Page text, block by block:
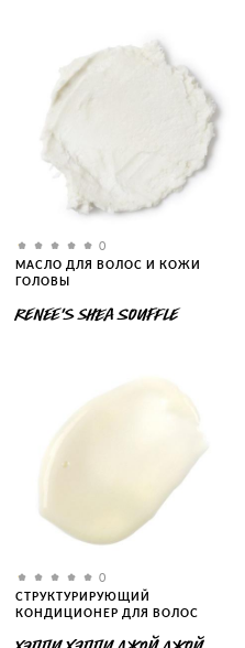
0
МАСЛО ДЛЯ ВОЛОС И КОЖИ
ГОЛОВЫ
RENEE'S SHEA SOUFFLE
0
СТРУКТУРИРУЮЩИЙ
КОНДИЦИОНЕР ДЛЯ ВОЛОС